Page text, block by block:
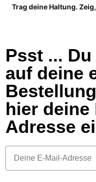
Trag deine Haltung.
Psst ...
auf deine
hier deine
Adresse
Email